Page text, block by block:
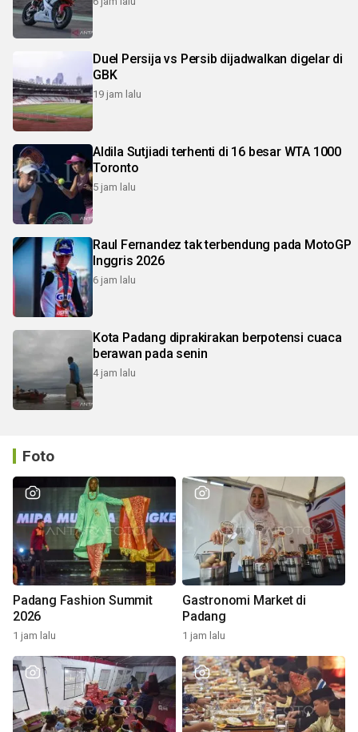
Duel Persija vs Persib dijadwalkan digelar di
GBK
19 jam lalu
Aldila Sutjiadi terhenti di 16 besar WTA 1000
Toronto
5 jam lalu
Raul Fernandez tak terbendung pada MotoGP
Inggris 2026
6 jam lalu
Kota Padang diprakirakan berpotensi cuaca
berawan pada senin
4 jam lalu
Foto
Padang Fashion Summit
2026
1 jam lalu
Gastronomi Market di
Padang
1 jam lalu